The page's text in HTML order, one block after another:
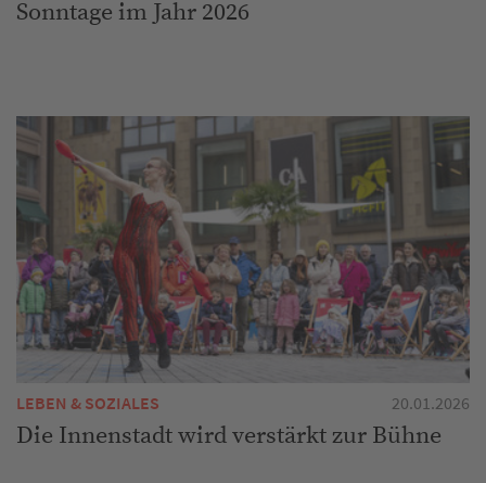
Sonntage im Jahr 2026
LEBEN & SOZIALES 20.01.2026
Die Innenstadt wird verstärkt zur Bühne